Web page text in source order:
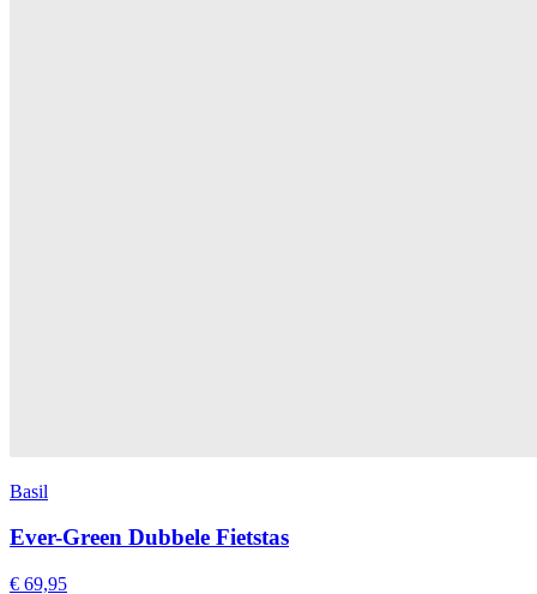
Basil
Ever-Green Dubbele Fietstas
€ 69,95